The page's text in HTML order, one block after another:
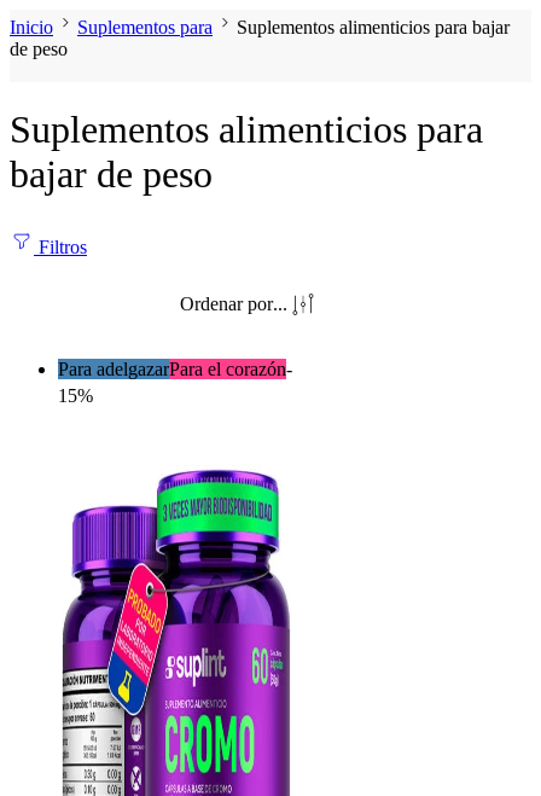
Inicio Suplementos para
Suplementos alimenticios para bajar
de peso
Suplementos alimenticios para
bajar de peso
Filtros
Ordenar por...
Para adelgazarPara el corazón-
15%